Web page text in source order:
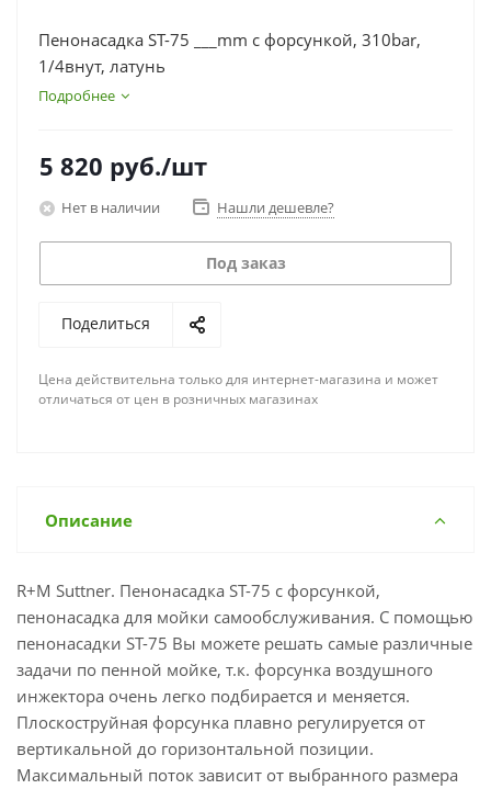
Пенонасадка ST-75 ___mm с форсункой, 310bar,
1/4внут, латунь
Подробнее
5 820 руб./шт
Нет в наличии Нашли дешевле?
Под заказ
Поделиться
Цена действительна только для интернет-магазина и может
отличаться от цен в розничных магазинах
Описание
R+M Suttner. Пенонасадка ST-75 с форсункой,
пенонасадка для мойки самообслуживания. С помощью
пенонасадки ST-75 Вы можете решать самые различные
задачи по пенной мойке, т.к. форсунка воздушного
инжектора очень легко подбирается и меняется.
Плоскоструйная форсунка плавно регулируется от
вертикальной до горизонтальной позиции.
Максимальный поток зависит от выбранного размера